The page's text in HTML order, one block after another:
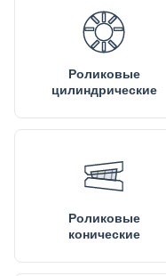
Роликовые
цилиндрические
Роликовые
конические